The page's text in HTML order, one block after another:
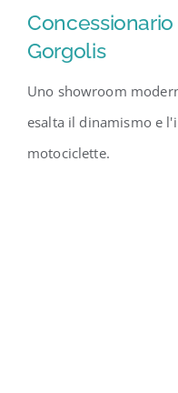
Gorgolis
Uno showroom
esalta il dinamismo e
motociclette.